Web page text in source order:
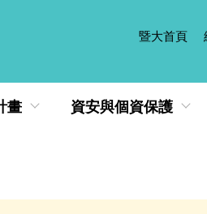
暨大首頁
畫 資安與個資保護